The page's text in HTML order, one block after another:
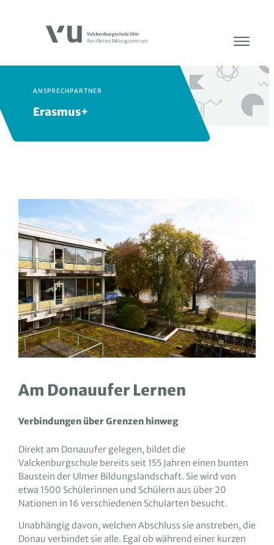
ANSPRECHPARTNER
Erasmus+
Am Donauufer Lernen
Verbindungen über Grenzen hinweg
Direkt am Donauufer gelegen, bildet die
Valckenburgschule bereits seit 155 Jahren einen bunten
Baustein der Ulmer Bildungslandschaft. Sie wird von
etwa 1500 Schülerinnen und Schülern aus über 20
Nationen in 16 verschiedenen Schularten besucht.
Unabhängig davon, welchen Abschluss sie anstreben, die
Donau verbindet sie alle. Egal ob während einer kurzen